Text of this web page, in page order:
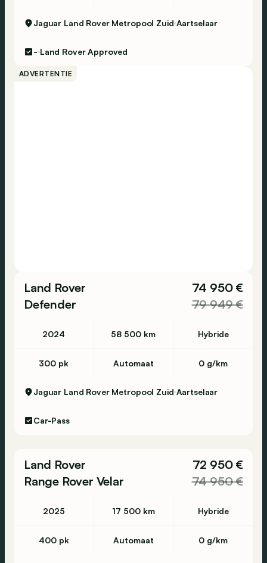
Jaguar Land Rover Metropool Zuid Aartselaar
- Land Rover Approved
ADVERTENTIE
Land Rover
Defender
74 950 €
79 949 €
2024 58 500 km Hybride
300 pk Automaat 0 g/km
Jaguar Land Rover Metropool Zuid Aartselaar
Car-Pass
Land Rover
Range Rover Velar
72 950 €
74 950 €
2025 17 500 km Hybride
400 pk Automaat 0 g/km